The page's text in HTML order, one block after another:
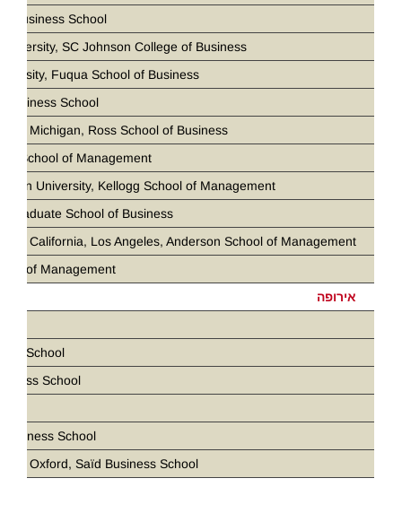
Business School
SC Johnson College of Business
Fuqua School of Business
Business School
of Michigan, Ross School of Business
School of Management
University, Kellogg School of Management
Graduate School of Business
of California, Los Angeles, Anderson School of Management
of Management
אירופה
School
School
School
of Oxford, Saïd Business School